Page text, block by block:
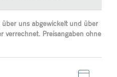
uns abgewickelt und über
verrechnet. Preisangaben ohne